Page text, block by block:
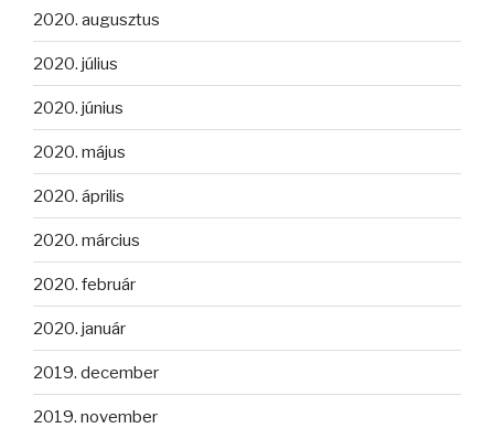
2020. augusztus
2020. július
2020. június
2020. május
2020. április
2020. március
2020. február
2020. január
2019. december
2019. november